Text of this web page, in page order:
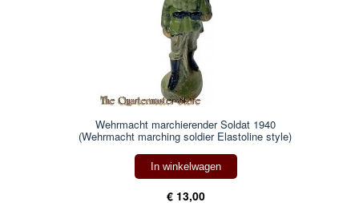
Wehrmacht marchierender Soldat 1940
(Wehrmacht marching soldier Elastoline style)
In winkelwagen
€ 13,00